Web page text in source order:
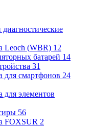
Leoch (WBR) 12
батарей 14
31
для смартфонов 24
для элементов
56
FOXSUR 2